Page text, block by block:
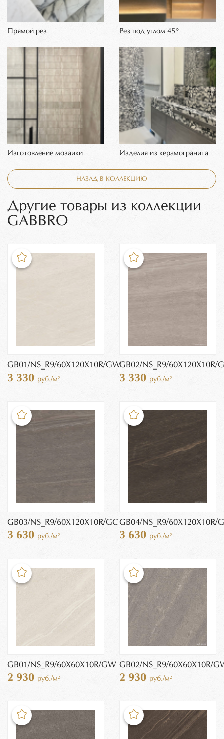
Прямой рез Рез под углом 45°
Изготовление мозаики Изделия из керамогранита
НАЗАД В КОЛЛЕКЦИЮ
Другие товары из коллекции
GABBRO
GB01/NS_R9/60X120X10R/GW
3 330 руб./м²
GB02/NS_R9/60X120X10R/
3 330 руб./м²
GB03/NS_R9/60X120X10R/GC
3 630 руб./м²
GB04/NS_R9/60X120X10R/
3 630 руб./м²
GB01/NS_R9/60X60X10R/GW
2 930 руб./м²
GB02/NS_R9/60X60X10R/
2 930 руб./м²